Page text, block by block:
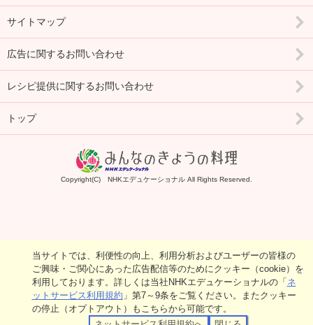
サイトマップ
広告に関するお問い合わせ
レシピ提供に関するお問い合わせ
トップ
Copyright(C) NHKエデュケーショナル All Rights Reserved.
当サイトでは、利便性の向上、利用分析およびユーザーの皆様の
ご興味・ご関心にあった広告配信等のためにクッキー（cookie）を
利用しております。詳しくは当社NHKエデュケーショナルの「ネ
ットサービス利用規約 」第7～9条をご覧ください。またクッキー
の停止（オプトアウト）もこちらから可能です。